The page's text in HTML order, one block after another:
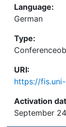
Language:
German
Type:
URI:
https://
Activation
September